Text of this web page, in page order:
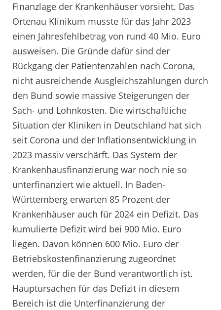
Finanzlage der Krankenhäuser vorsieht. Das
Ortenau Klinikum musste für das Jahr 2023
einen Jahresfehlbetrag von rund 40 Mio. Euro
ausweisen. Die Gründe dafür sind der
Rückgang der Patientenzahlen nach Corona,
nicht ausreichende Ausgleichszahlungen durch
den Bund sowie massive Steigerungen der
Sach- und Lohnkosten. Die wirtschaftliche
Situation der Kliniken in Deutschland hat sich
seit Corona und der Inflationsentwicklung in
2023 massiv verschärft. Das System der
Krankenhausfinanzierung war noch nie so
unterfinanziert wie aktuell. In Baden-
Württemberg erwarten 85 Prozent der
Krankenhäuser auch für 2024 ein Defizit. Das
kumulierte Defizit wird bei 900 Mio. Euro
liegen. Davon können 600 Mio. Euro der
Betriebskostenfinanzierung zugeordnet
werden, für die der Bund verantwortlich ist.
Hauptursachen für das Defizit in diesem
Bereich ist die Unterfinanzierung der